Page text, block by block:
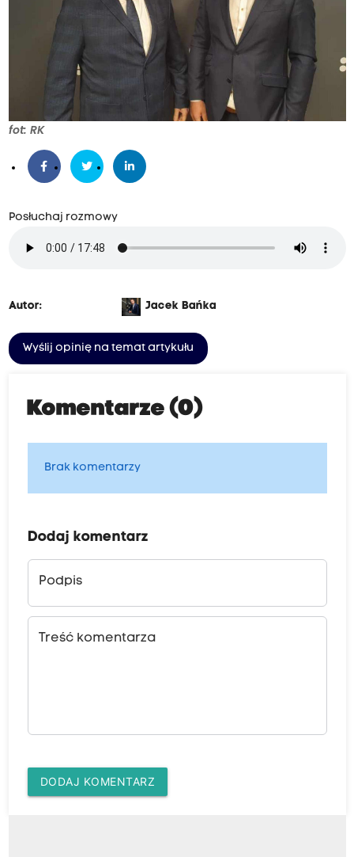
fot: RK
Posłuchaj rozmowy
Autor: Jacek Bańka
Wyślij opinię na temat artykułu
Komentarze (0)
Brak komentarzy
Dodaj komentarz
Podpis
Treść komentarza
DODAJ KOMENTARZ